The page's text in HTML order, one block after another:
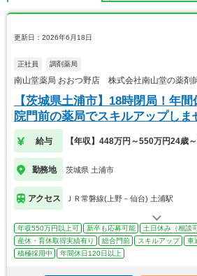
更新日：2026年6月18日
正社員 調剤薬局
南山堂薬局 おおつ野店 株式会社南山堂の薬剤
【茨城県土浦市】18時閉局！年
院門前の薬局でスキルアップしま
給与 【年収】448万円～550万円24歳
勤務地 茨城県 土浦市
アクセス ＪＲ常磐線(上野－仙台) 土浦駅
年収550万円以上可 新卒も応募可能 土日休み（相談
産休・育休取得実績有り
総合門前 スキルアップ 車
積極採用中
年間休日120日以上